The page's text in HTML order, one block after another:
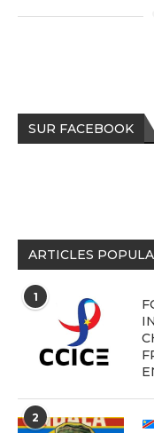
SUR FACEBOOK
ARTICLES
1
2